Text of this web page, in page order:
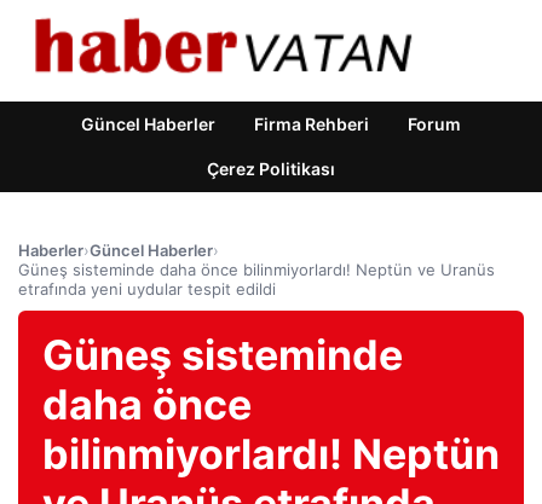
Güncel Haberler Firma Rehberi Forum
Çerez Politikası
Haberler›Güncel Haberler›
Güneş sisteminde daha önce bilinmiyorlardı! Neptün ve Uranüs
etrafında yeni uydular tespit edildi
Güneş sisteminde
daha önce
bilinmiyorlardı! Neptün